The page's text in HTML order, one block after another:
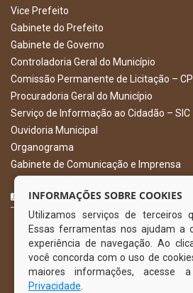
Vice Prefeito
Gabinete do Prefeito
Gabinete de Governo
Controladoria Geral do Município
Comissão Permanente de Licitação – CPL
Procuradoria Geral do Município
Serviço de Informação ao Cidadão – SIC
Ouvidoria Municipal
Organograma
Gabinete de Comunicação e Imprensa
CURTA NOSSA FAN PAGE
INFORMAÇÕES SOBRE COOKIES
Utilizamos serviços de terceiros
Essas ferramentas nos ajudam a
experiência de navegação. Ao
você concorda com o uso de
maiores informações, acesse
Privacidade